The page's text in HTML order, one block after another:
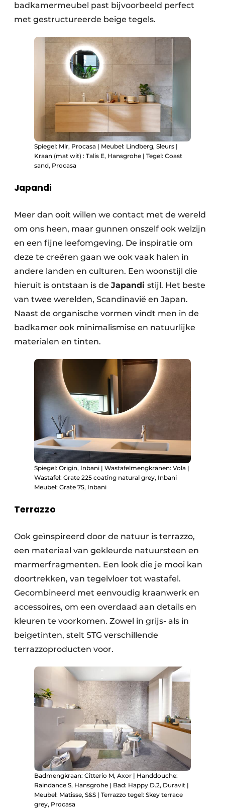
badkamermeubel past bijvoorbeeld perfect
met gestructureerde beige tegels.
Spiegel: Mir, Procasa | Meubel: Lindberg, Sleurs |
Kraan (mat wit) : Talis E, Hansgrohe | Tegel: Coast
sand, Procasa
Japandi
Meer dan ooit willen we contact met de wereld
om ons heen, maar gunnen onszelf ook welzijn
en een fijne leefomgeving. De inspiratie om
deze te creëren gaan we ook vaak halen in
andere landen en culturen. Een woonstijl die
hieruit is ontstaan is de Japandi stijl. Het beste
van twee werelden, Scandinavië en Japan.
Naast de organische vormen vindt men in de
badkamer ook minimalismise en natuurlijke
materialen en tinten.
Spiegel: Origin, Inbani | Wastafelmengkranen: Vola |
Wastafel: Grate 225 coating natural grey, Inbani
Meubel: Grate 75, Inbani
Terrazzo
Ook geïnspireerd door de natuur is terrazzo,
een materiaal van gekleurde natuursteen en
marmerfragmenten. Een look die je mooi kan
doortrekken, van tegelvloer tot wastafel.
Gecombineerd met eenvoudig kraanwerk en
accessoires, om een overdaad aan details en
kleuren te voorkomen. Zowel in grijs- als in
beigetinten, stelt STG verschillende
terrazzoproducten voor.
Badmengkraan: Citterio M, Axor | Handdouche:
Raindance S, Hansgrohe | Bad: Happy D.2, Duravit |
Meubel: Matisse, S&S | Terrazzo tegel: Skey terrace
grey, Procasa